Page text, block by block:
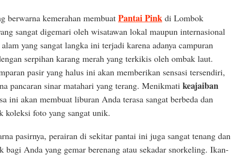
berwarna kemerahan membuat Pantai Pinkdi Lombok
sangat digemari oleh wisatawan lokal maupun internasional
yang sangat langka ini terjadi karena adanya campuran
serpihan karang merah yang terkikis oleh ombak laut.
pasir yang halus ini akan memberikan sensasi tersendiri,
pancaran sinar matahari yang terang. Menikmati keajaiban
ini akan membuat liburan Anda terasa sangat berbeda dan
koleksi foto yang sangat unik.
pasirnya, perairan di sekitar pantai ini juga sangat tenang dan
bagi Anda yang gemar berenang atau sekadar snorkeling. Ikan-